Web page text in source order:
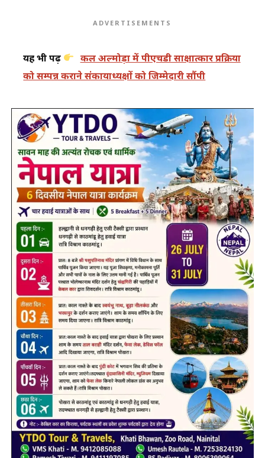
ADVERTISEMENTS
यह भी पढ़ें
कल अल्मोड़ा में पीएचडी साक्षात्कार प्रक्रिया
को सम्पन्न कराने संकायाध्यक्षों को जिम्मेदारी सौंपी